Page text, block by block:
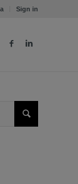
Sign in